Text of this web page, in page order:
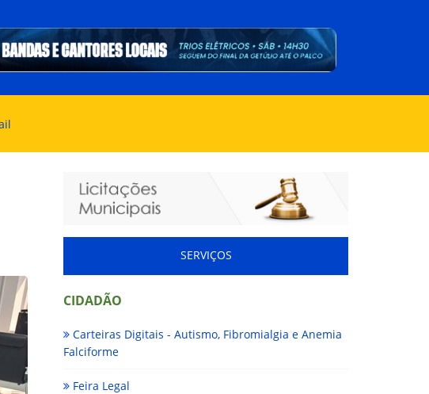
SERVIÇOS
CIDADÃO
Carteiras Digitais - Autismo, Fibromialgia e Anemia
Falciforme
Feira Legal